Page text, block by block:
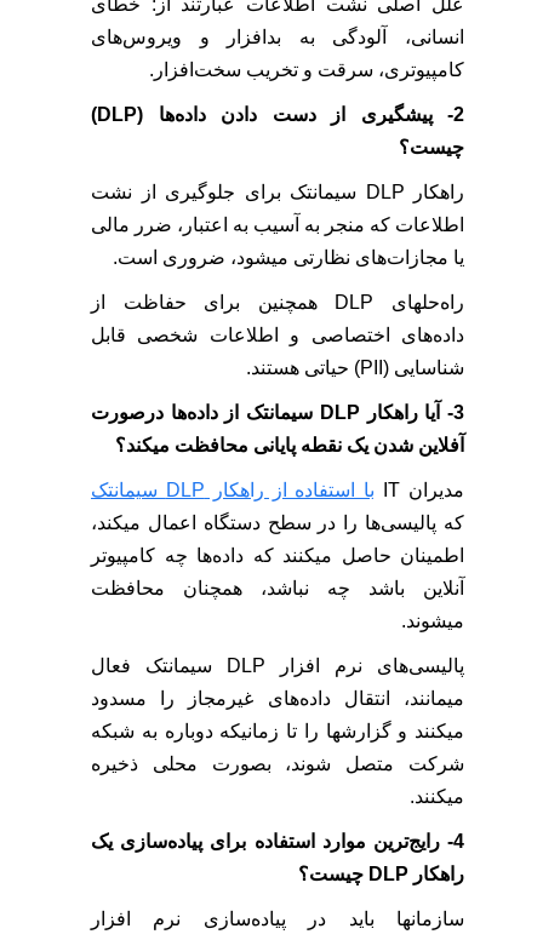
علل اصلی نشت اطلاعات عبارتند از: خطای
انسانی، آلودگی به بدافزار و ویروس‌های
کامپیوتری، سرقت و تخریب سخت‌افزار.
2- پیشگیری از دست دادن داده‌ها (DLP)
چیست؟
راهکار DLP سیمانتک برای جلوگیری از نشت
اطلاعات که منجر به آسیب به اعتبار، ضرر مالی
یا مجازات‌های نظارتی میشود، ضروری است.
راه‌حلهای DLP همچنین برای حفاظت از
داده‌های اختصاصی و اطلاعات شخصی قابل
شناسایی (PII) حیاتی هستند.
3- آیا راهکار DLP سیمانتک از داده‌ها درصورت
آفلاین شدن یک نقطه پایانی محافظت میکند؟
مدیران IT
با استفاده از راهکار DLP سیمانتک
که پالیسی‌ها را در سطح دستگاه اعمال میکند،
اطمینان حاصل میکنند که داده‌ها چه کامپیوتر
آنلاین باشد چه نباشد، همچنان محافظت
میشوند.
پالیسی‌های نرم افزار DLP سیمانتک فعال
میمانند، انتقال داده‌های غیرمجاز را مسدود
میکنند و گزارشها را تا زمانیکه دوباره به شبکه
شرکت متصل شوند، بصورت محلی ذخیره
میکنند.
4- رایج‌ترین موارد استفاده برای پیاده‌سازی یک
راهکار DLP چیست؟
سازمانها باید در پیاده‌سازی نرم افزار